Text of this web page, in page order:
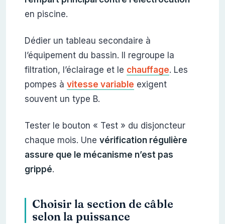
en piscine.
Dédier un tableau secondaire à
l’équipement du bassin. Il regroupe la
filtration, l’éclairage et le chauffage. Les
pompes à vitesse variable exigent
souvent un type B.
Tester le bouton « Test » du disjoncteur
chaque mois. Une vérification régulière
assure que le mécanisme n’est pas
grippé.
Choisir la section de câble
selon la puissance